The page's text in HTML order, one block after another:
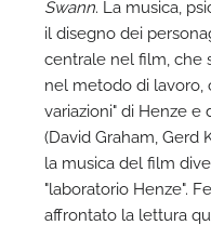
Swann . La musica,
il disegno dei
centrale nel film, che
nel metodo di lavoro,
variazioni" di Henze
(David Graham, Gerd
la musica del film
"laboratorio Henze".
affrontato la lettura